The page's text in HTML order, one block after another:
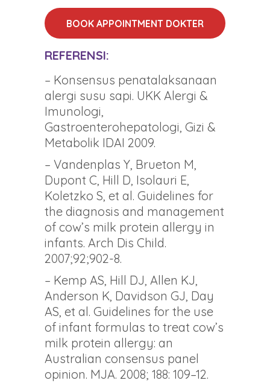
BOOK APPOINTMENT DOKTER
REFERENSI:
– Konsensus penatalaksanaan
alergi susu sapi. UKK Alergi &
Imunologi,
Gastroenterohepatologi, Gizi &
Metabolik IDAI 2009.
– Vandenplas Y, Brueton M,
Dupont C, Hill D, Isolauri E,
Koletzko S, et al. Guidelines for
the diagnosis and management
of cow’s milk protein allergy in
infants. Arch Dis Child.
2007;92;902-8.
– Kemp AS, Hill DJ, Allen KJ,
Anderson K, Davidson GJ, Day
AS, et al. Guidelines for the use
of infant formulas to treat cow’s
milk protein allergy: an
Australian consensus panel
opinion. MJA. 2008; 188: 109–12.